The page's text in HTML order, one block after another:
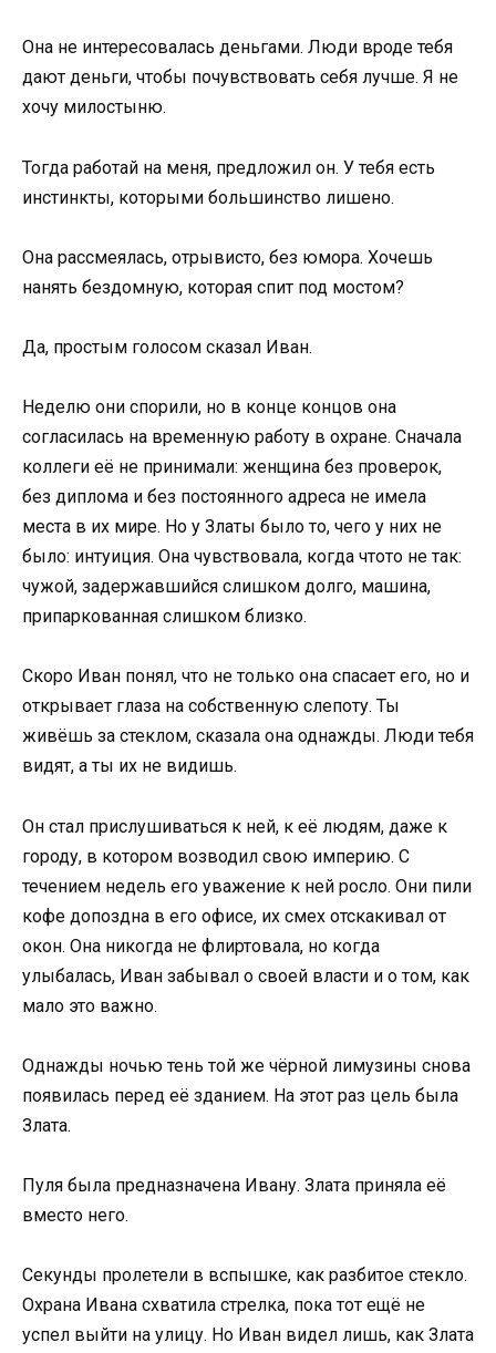
Она не интересовалась деньгами. Люди вроде тебя
дают деньги, чтобы почувствовать себя лучше. Я не
хочу милостыню.
Тогда работай на меня, предложил он. У тебя есть
инстинкты, которыми большинство лишено.
Она рассмеялась, отрывисто, без юмора. Хочешь
нанять бездомную, которая спит под мостом?
Да, простым голосом сказал Иван.
Неделю они спорили, но в конце концов она
согласилась на временную работу в охране. Сначала
коллеги её не принимали: женщина без проверок,
без диплома и без постоянного адреса не имела
места в их мире. Но у Златы было то, чего у них не
было: интуиция. Она чувствовала, когда чтото не так:
чужой, задержавшийся слишком долго, машина,
припаркованная слишком близко.
Скоро Иван понял, что не только она спасает его, но и
открывает глаза на собственную слепоту. Ты
живёшь за стеклом, сказала она однажды. Люди тебя
видят, а ты их не видишь.
Он стал прислушиваться к ней, к её людям, даже к
городу, в котором возводил свою империю. С
течением недель его уважение к ней росло. Они пили
кофе допоздна в его офисе, их смех отскакивал от
окон. Она никогда не флиртовала, но когда
улыбалась, Иван забывал о своей власти и о том, как
мало это важно.
Однажды ночью тень той же чёрной лимузины снова
появилась перед её зданием. На этот раз цель была
Злата.
Пуля была предназначена Ивану. Злата приняла её
вместо него.
Секунды пролетели в вспышке, как разбитое стекло.
Охрана Ивана схватила стрелка, пока тот ещё не
успел выйти на улицу. Но Иван видел лишь, как Злата